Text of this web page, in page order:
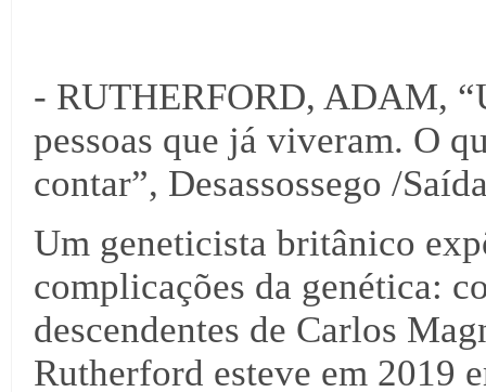
- RUTHERFORD, ADAM,
pessoas que já viveram. O
contar”, Desassossego /
Um geneticista britânico
complicações da genética:
descendentes de Carlos
Rutherford esteve em 2019